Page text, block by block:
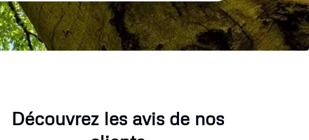
Découvrez les avis de nos